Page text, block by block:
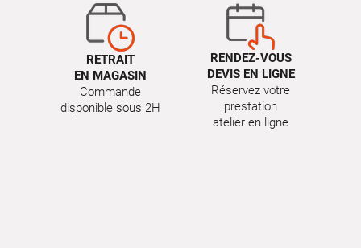
RETRAIT
EN MAGASIN
Commande
disponible sous 2H
RENDEZ-VOUS
DEVIS EN LIGNE
Réservez votre
prestation
atelier en ligne